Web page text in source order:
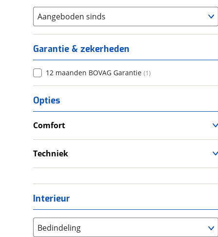
Aangeboden sinds
Garantie & zekerheden
12 maanden BOVAG Garantie (1)
Opties
Comfort
Douche
Techniek
Interieur
Bedindeling